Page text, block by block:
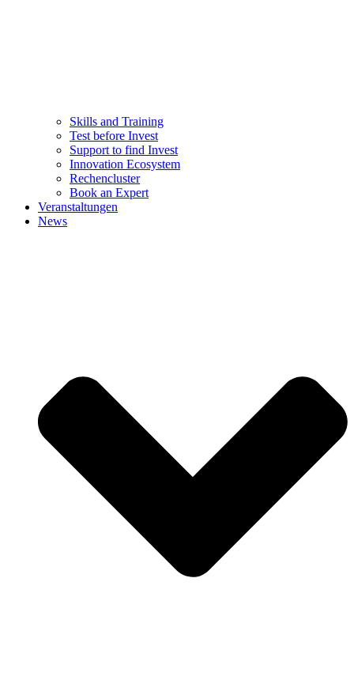
Skills and Training
Test before Invest
Support to find Invest
Innovation Ecosystem
Rechencluster​
Book an Expert
Veranstaltungen
News